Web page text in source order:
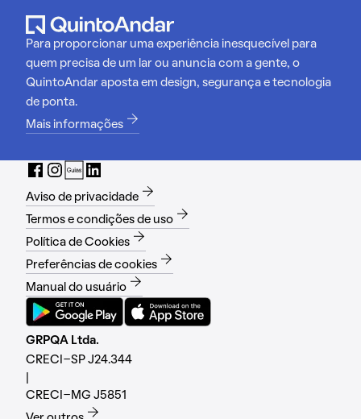
Para proporcionar uma experiência inesquecível para
quem precisa de um lar ou anuncia com a gente, o
QuintoAndar aposta em design, segurança e tecnologia
de ponta.
Mais informações
Aviso de privacidade
Termos e condições de uso
Política de Cookies
Preferências de cookies
Manual do usuário
GRPQA Ltda.
CRECI-SP J24.344
CRECI-MG J5851